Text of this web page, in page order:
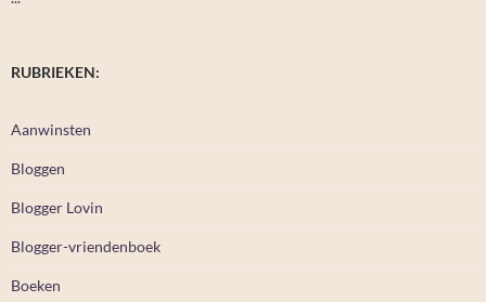
RUBRIEKEN:
Aanwinsten
Bloggen
Blogger Lovin
Blogger-vriendenboek
Boeken